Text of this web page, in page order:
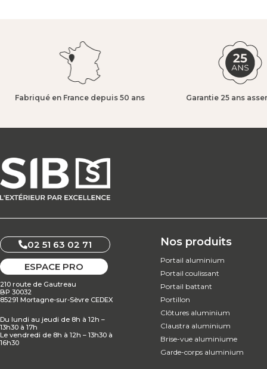
Fabriqué en France depuis 50 ans​ Garantie 25 ans
02 51 63 02 71
ESPACE PRO
210 route de Gautreau
BP 30032
85291 Mortagne-sur-Sèvre CEDEX
Du lundi au jeudi de 8h à 12h –
13h30 à 17h
Le vendredi de 8h à 12h – 13h30 à
16h30
Nos produits
Portail aluminium
Portail coulissant
Portail battant
Portillon
Clôtures aluminium
Claustra aluminium
Brise-vue aluminiume
Garde-corps aluminium